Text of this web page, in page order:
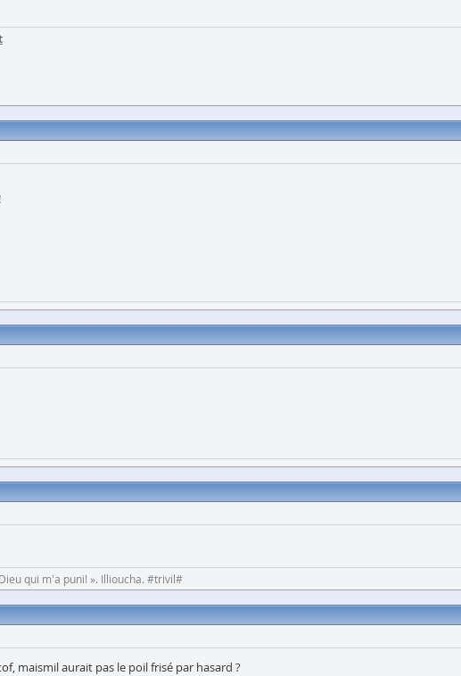
qui m'a puni! ». Illioucha. #trivil#
maismil aurait pas le poil frisé par hasard ?